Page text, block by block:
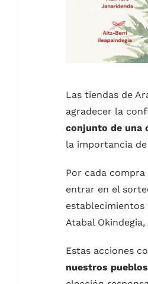
Las tiendas de
agradecer la
conjunto de una
la importancia
Por cada
entrar en el
establecimientos
Atabal
Estas acciones
nuestros